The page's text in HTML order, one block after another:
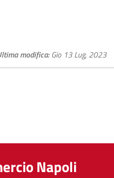
modifica Gio 13 Lug, 2023
Napoli